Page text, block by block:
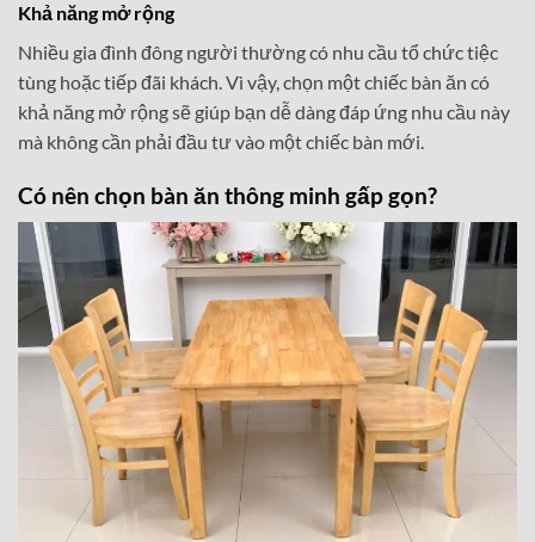
Khả năng mở rộng
Nhiều gia đình đông người thường có nhu cầu tổ chức tiệc
tùng hoặc tiếp đãi khách. Vì vậy, chọn một chiếc bàn ăn có
khả năng mở rộng sẽ giúp bạn dễ dàng đáp ứng nhu cầu này
mà không cần phải đầu tư vào một chiếc bàn mới.
Có nên chọn bàn ăn thông minh gấp gọn?